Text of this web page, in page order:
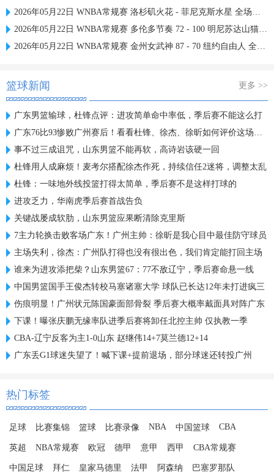
2026年05月22日 WNBA常规赛 洛杉矶火花 - 菲尼克斯水星 全场集锦
2026年05月22日 WNBA常规赛 多伦多节奏 72 - 100 明尼苏达山猫 全场集锦
2026年05月22日 WNBA常规赛 金州女武神 87 - 70 纽约自由人 全场集锦
篮球新闻 更多 >>
广东男篮输球，杜锋点评：进攻简单命中率低，季后赛不能这么打
广东76比93惨败广州赛后！看看杜锋、徐杰、徐昕如何评价这场比赛
事不过三成诅咒，山东男篮不能再软，高诗岩该硬一回
杜锋用人成麻烦！麦考尔搭配徐杰作死，持续信任2迷将，调整太乱
杜锋：一味地外线投篮打得太简单，季后赛不是这样打球的
进攻乏力，华南虎季后赛首战告负
关键战屡成软肋，山东男篮应果断清除克里斯
7主力轮换击败客场广东！广州主帅：徐昕是我心目中最佳防守球员
主场失利，徐杰：广州队打得也没有很出色，我们肯定能打回主场
谁来为进攻添把柴？山东男篮67：77不敌辽宁，季后赛命悬一线
中国男篮国手王俊杰转校马塞诸塞大学 球队已长达12年未打进疯三
伤痕明显！广州状元陈国豪面部骨裂 季后赛大概率戴面具对阵广东
下课！曝张庆鹏无缘率队进季后赛将卸任北控主帅 仅执教一季
CBA-辽宁反客为主1-0山东 赵继伟14+7莫兰德12+14
广东丢G1球迷失望了！喊下课+提前退场，部分球迷还转投广州
热门标签
足球 比赛集锦 篮球 比赛录像 NBA 中国篮球 CBA
英超 NBA常规赛 欧冠 德甲 意甲 西甲 CBA常规赛
中国足球 拜仁 皇家马德里 法甲 阿森纳 巴塞罗那队